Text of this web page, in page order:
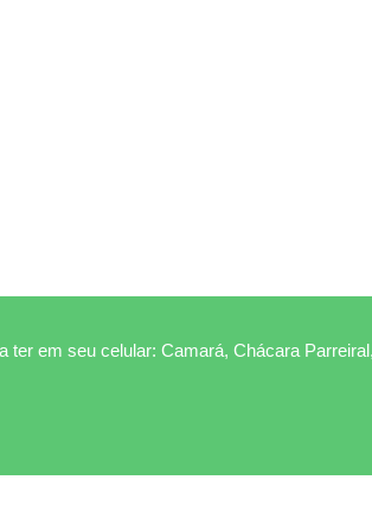
em seu celular: Camará, Chácara